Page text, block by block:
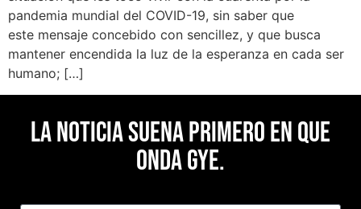
pandemia mundial del COVID-19, sin saber que
este mensaje concebido con sencillez, y que busca
mantener encendida la luz de la esperanza en cada ser
humano; […]
La noticia suena primero en Que
Onda Gye.